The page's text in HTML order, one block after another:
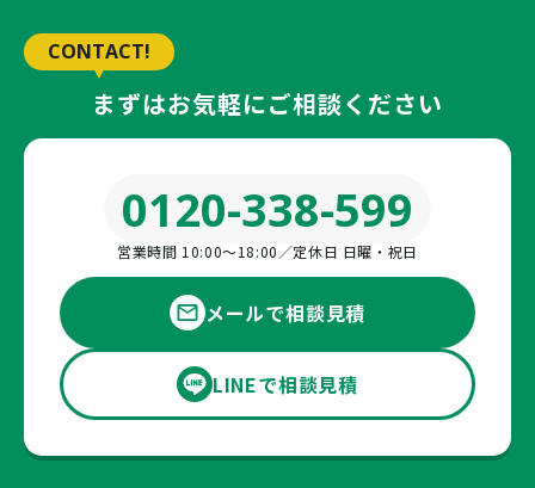
CONTACT!
まずはお気軽にご相談ください
0120-338-599
営業時間 10:00〜18:00／定休日 日曜・祝日
メールで相談見積
LINEで相談見積